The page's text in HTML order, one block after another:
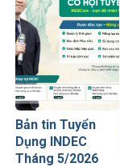
Bản tin Tuyển
Dụng INDEC
Tháng 5/2026